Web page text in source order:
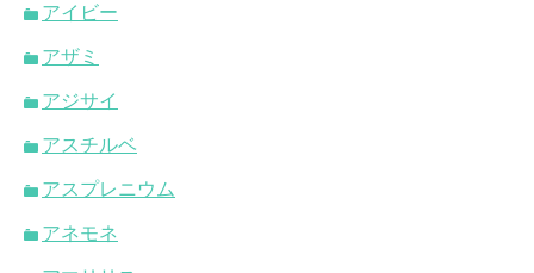
アイビー
アザミ
アジサイ
アスチルベ
アスプレニウム
アネモネ